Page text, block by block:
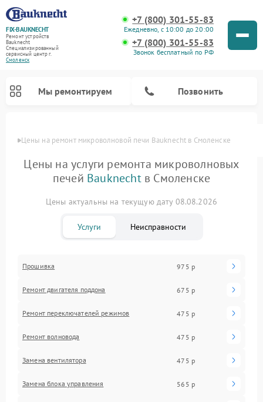
FIX-BAUKNECHT
Ремонт устройств
Bauknecht
Специализированный
cервисный центр г.
Смоленск
+7 (800) 301-55-83
Ежедневно, с 10:00 до 20:00
+7 (800) 301-55-83
Звонок бесплатный по РФ
Мы ремонтируем Позвонить
Цены на ремонт микроволновой печи Bauknecht в Смоленске
Цены на услуги ремонта микроволновых
печей Bauknechtв Смоленске
Цены актуальны на текущую дату 08.08.2026
Услуги Неисправности
Прошивка 975 р
Ремонт двигателя поддона 675 р
Ремонт переключателей режимов 475 р
Ремонт волновода 475 р
Замена вентилятора 475 р
Замена блока управления 565 р